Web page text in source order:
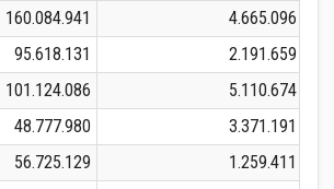
160.084.941 4.665.096
95.618.131 2.191.659
101.124.086 5.110.674
48.777.980 3.371.191
56.725.129 1.259.411